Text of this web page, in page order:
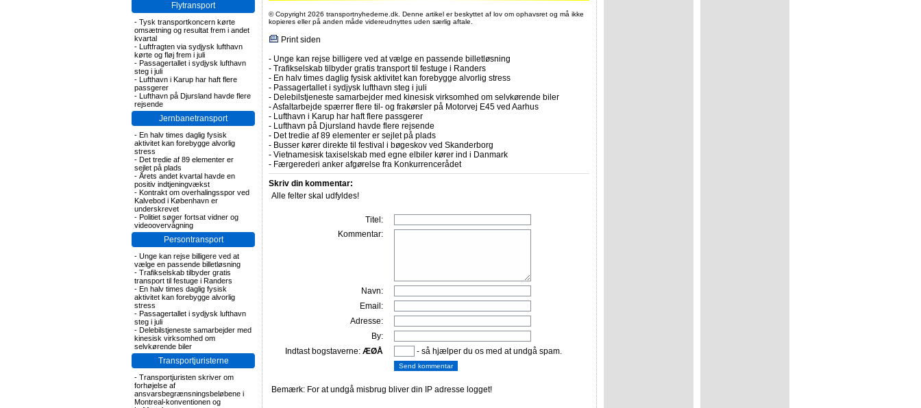
Flytransport
- Tysk transportkoncern kørte
omsætning og resultat frem i andet
kvartal
- Luftfragten via sydjysk lufthavn
kørte og fløj frem i juli
- Passagertallet i sydjysk lufthavn
steg i juli
- Lufthavn i Karup har haft flere
passgerer
- Lufthavn på Djursland havde flere
rejsende
Jernbanetransport
- En halv times daglig fysisk
aktivitet kan forebygge alvorlig
stress
- Det tredie af 89 elementer er
sejlet på plads
- Årets andet kvartal havde en
positiv indtjeningvækst
- Kontrakt om overhalingsspor ved
Kalvebod i København er
underskrevet
- Politiet søger fortsat vidner og
videoovervågning
Persontransport
- Unge kan rejse billigere ved at
vælge en passende billetløsning
- Trafikselskab tilbyder gratis
transport til festuge i Randers
- En halv times daglig fysisk
aktivitet kan forebygge alvorlig
stress
- Passagertallet i sydjysk lufthavn
steg i juli
- Delebilstjeneste samarbejder med
kinesisk virksomhed om
selvkørende biler
Transportjuristerne
- Transportjuristen skriver om
forhøjelse af
ansvarsbegrænsningsbeløbene i
Montreal-konventionen og
© Copyright 2026 transportnyhederne.dk. Denne artikel er beskyttet af lov om ophavsret og må ikke
kopieres eller på anden måde videreudnyttes uden særlig aftale.
Print siden
- Unge kan rejse billigere ved at vælge en passende billetløsning
- Trafikselskab tilbyder gratis transport til festuge i Randers
- En halv times daglig fysisk aktivitet kan forebygge alvorlig stress
- Passagertallet i sydjysk lufthavn steg i juli
- Delebilstjeneste samarbejder med kinesisk virksomhed om selvkørende biler
-Asfaltarbejde spærrer flere til- og frakørsler på Motorvej E45 ved Aarhus
- Lufthavn i Karup har haft flere passgerer
- Lufthavn på Djursland havde flere rejsende
- Det tredie af 89 elementer er sejlet på plads
- Busser kører direkte til festival i bøgeskov ved Skanderborg
- Vietnamesisk taxiselskab med egne elbiler kører ind i Danmark
- Færgerederi anker afgørelse fra Konkurrencerådet
Skriv din kommentar:
Alle felter skal udfyldes!
Titel:
Kommentar:
Navn:
Email:
Adresse:
By:
Indtast bogstaverne: ÆØÅ - så hjælper du os med at undgå spam.
Bemærk: For at undgå misbrug bliver din IP adresse logget!